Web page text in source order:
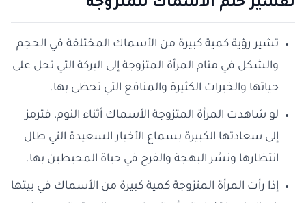
تفسير حلم الأسماك للمتزوجة
تشير رؤية كمية كبيرة من الأسماك المختلفة في الحجم
والشكل في منام المرأة المتزوجة إلى البركة التي تحل على
حياتها والخيرات الكثيرة والمنافع التي تحظى بها.
لو شاهدت المرأة المتزوجة الأسماك أثناء النوم، فترمز
إلى سعادتها الكبيرة بسماع الأخبار السعيدة التي طال
انتظارها ونشر البهجة والفرح في حياة المحيطين بها.
إذا رأت المرأة المتزوجة كمية كبيرة من الأسماك في بيتها